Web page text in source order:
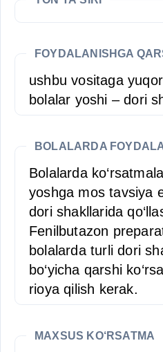
FOYDALANISHGA
ushbu vositaga
bolalar yoshi – dori
BOLALARDA
Bolalarda
yoshga mos tavsiya
dori shakllarida
Fenilbutazon
bolalarda turli dori
bo‘yicha qarshi
rioya qilish kerak.
MAXSUS KO‘RSATMA